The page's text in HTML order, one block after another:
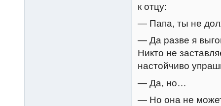
к отцу:
— Папа, ты не
— Да разве я
Никто не
настойчиво
— Да, но…
— Но она не